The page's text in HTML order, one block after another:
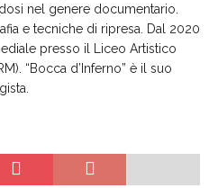
nel genere documentario.
e tecniche di ripresa. Dal 2020
presso il Liceo Artistico
“Bocca d’Inferno” è il suo